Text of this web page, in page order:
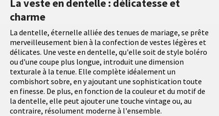
La veste en dentelle : délicatesse et
charme
La dentelle, éternelle alliée des tenues de mariage, se prête
merveilleusement bien à la confection de vestes légères et
délicates. Une veste en dentelle, qu'elle soit de style boléro
ou d'une coupe plus longue, introduit une dimension
texturale à la tenue. Elle complète idéalement un
combishort sobre, en y ajoutant une sophistication toute
en finesse. De plus, en fonction de la couleur et du motif de
la dentelle, elle peut ajouter une touche vintage ou, au
contraire, résolument moderne à l'ensemble.